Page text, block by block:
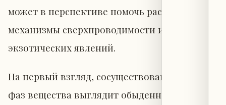
может в перспективе помочь расшифровать
механизмы сверхпроводимости и других
экзотических явлений.
На первый взгляд, сосуществование разных
фаз вещества выглядит обыденным: